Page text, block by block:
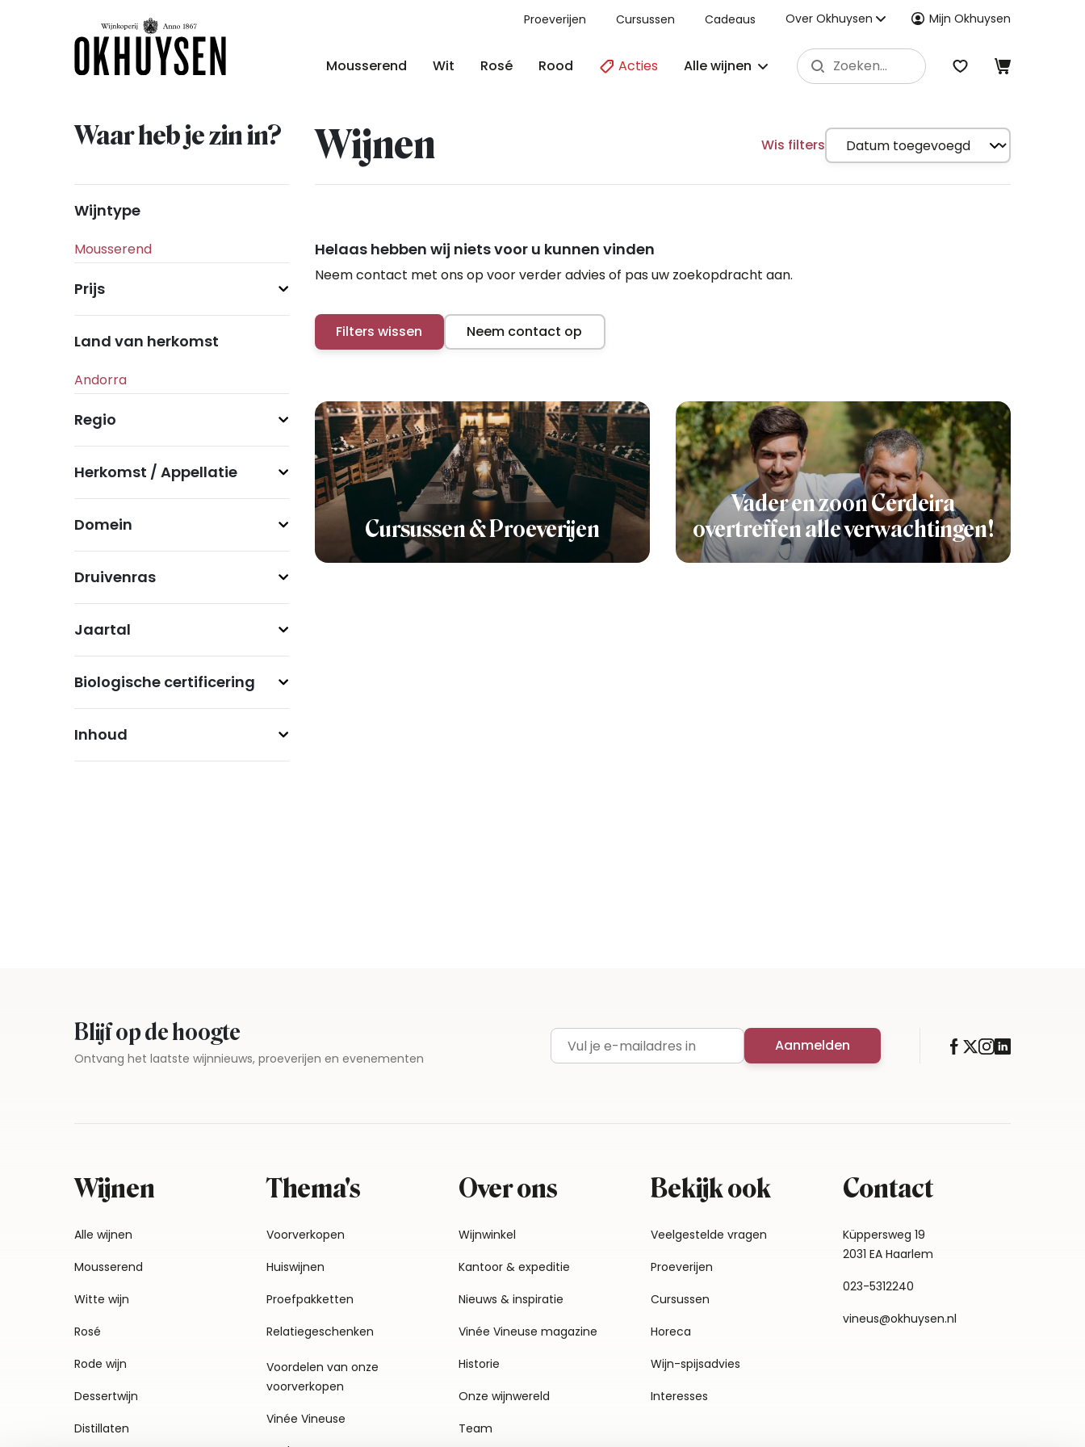
Proeverijen Cursussen Cadeaus Over Okhuysen Mijn Okhuysen
Mousserend Wit Rosé Rood Acties Alle wijnen
Waar heb je zin in? Wijnen Wis filters
Wijntype
Prijs
Land van herkomst
Regio
Herkomst / Appellatie
Domein
Druivenras
Jaartal
Biologische certificering
Inhoud
Helaas hebben wij niets voor u kunnen vinden
Neem contact met ons op voor verder advies of pas uw zoekopdracht aan.
Filters wissen Neem contact op
Cursussen & Proeverijen
Vader en zoon Cerdeira
overtreffen alle verwachtingen!
Blijf op de hoogte
Ontvang het laatste wijnnieuws, proeverijen en evenementen E-mailadres Aanmelden
Wijnen
Alle wijnen
Mousserend
Witte wijn
Rosé
Rode wijn
Dessertwijn
Distillaten
Thema's
Voorverkopen
Huiswijnen
Proefpakketten
Relatiegeschenken
Voordelen van onze
voorverkopen
Vinée Vineuse
Over ons
Wijnwinkel
Kantoor & expeditie
Nieuws & inspiratie
Vinée Vineuse magazine
Historie
Onze wijnwereld
Team
Bekijk ook
Veelgestelde vragen
Proeverijen
Cursussen
Horeca
Wijn-spijsadvies
Interesses
Contact
Küppersweg 19
2031 EA Haarlem
023-5312240
vineus@okhuysen.nl